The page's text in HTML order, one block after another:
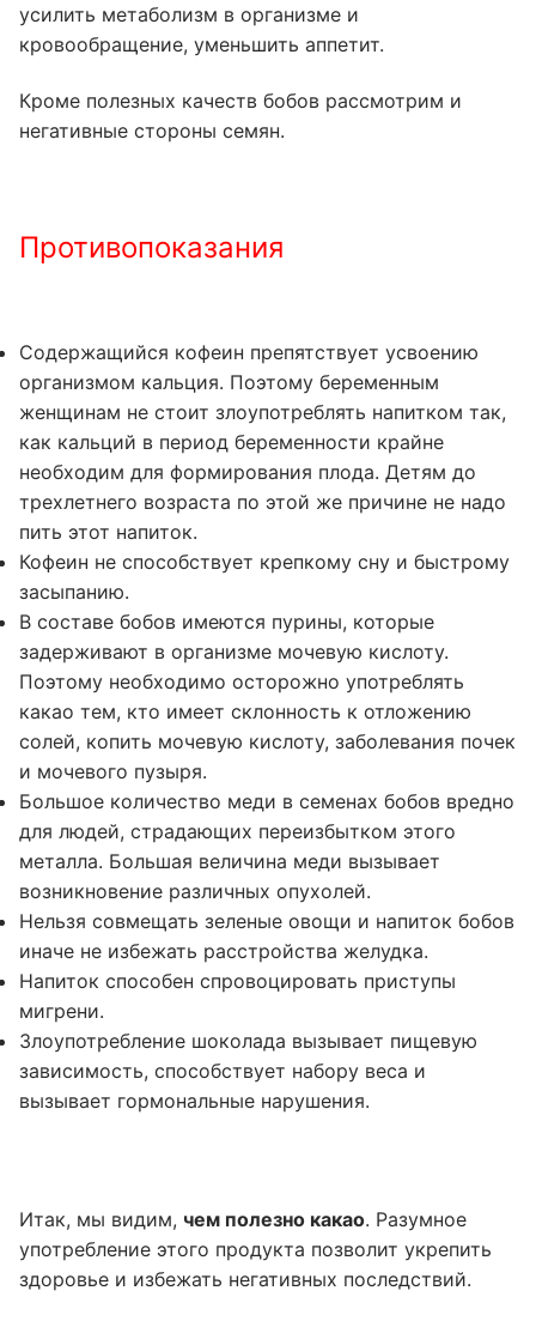
усилить метаболизм в организме и
кровообращение, уменьшить аппетит.
Кроме полезных качеств бобов рассмотрим и
негативные стороны семян.
Противопоказания
Содержащийся кофеин препятствует усвоению
организмом кальция. Поэтому беременным
женщинам не стоит злоупотреблять напитком так,
как кальций в период беременности крайне
необходим для формирования плода. Детям до
трехлетнего возраста по этой же причине не надо
пить этот напиток.
Кофеин не способствует крепкому сну и быстрому
засыпанию.
В составе бобов имеются пурины, которые
задерживают в организме мочевую кислоту.
Поэтому необходимо осторожно употреблять
какао тем, кто имеет склонность к отложению
солей, копить мочевую кислоту, заболевания почек
и мочевого пузыря.
Большое количество меди в семенах бобов вредно
для людей, страдающих переизбытком этого
металла. Большая величина меди вызывает
возникновение различных опухолей.
Нельзя совмещать зеленые овощи и напиток бобов
иначе не избежать расстройства желудка.
Напиток способен спровоцировать приступы
мигрени.
Злоупотребление шоколада вызывает пищевую
зависимость, способствует набору веса и
вызывает гормональные нарушения.
Итак, мы видим, чем полезно какао. Разумное
употребление этого продукта позволит укрепить
здоровье и избежать негативных последствий.